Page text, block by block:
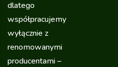
dlatego
współpracujemy
wyłącznie z
renomowanymi
producentami –